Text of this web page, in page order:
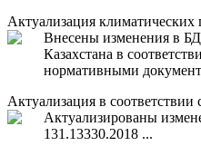
Актуализация климатических
Внесены изменения в
Казахстана в
нормативными
Актуализация в
Актуализированы
131.13330.2018 ...